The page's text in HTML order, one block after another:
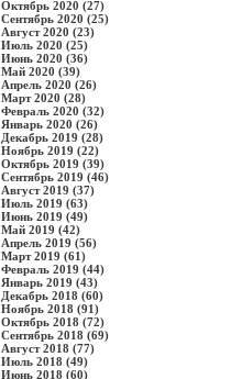
Октябрь 2020 (27)
Сентябрь 2020 (25)
Август 2020 (23)
Июль 2020 (25)
Июнь 2020 (36)
Май 2020 (39)
Апрель 2020 (26)
Март 2020 (28)
Февраль 2020 (32)
Январь 2020 (26)
Декабрь 2019 (28)
Ноябрь 2019 (22)
Октябрь 2019 (39)
Сентябрь 2019 (46)
Август 2019 (37)
Июль 2019 (63)
Июнь 2019 (49)
Май 2019 (42)
Апрель 2019 (56)
Март 2019 (61)
Февраль 2019 (44)
Январь 2019 (43)
Декабрь 2018 (60)
Ноябрь 2018 (91)
Октябрь 2018 (72)
Сентябрь 2018 (69)
Август 2018 (77)
Июль 2018 (49)
Июнь 2018 (60)